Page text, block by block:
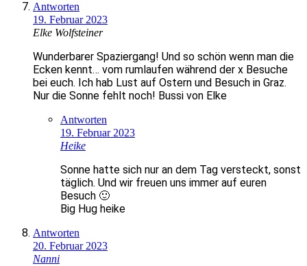
Antworten
19. Februar 2023
Elke Wolfsteiner
Wunderbarer Spaziergang! Und so schön wenn man die
Ecken kennt… vom rumlaufen während der x Besuche
bei euch. Ich hab Lust auf Ostern und Besuch in Graz.
Nur die Sonne fehlt noch! Bussi von Elke
Antworten
19. Februar 2023
Heike
Sonne hatte sich nur an dem Tag versteckt, sonst
täglich. Und wir freuen uns immer auf euren
Besuch 🙂
Big Hug heike
Antworten
20. Februar 2023
Nanni